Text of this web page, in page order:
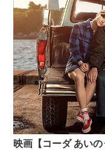
映画【コーダ あい